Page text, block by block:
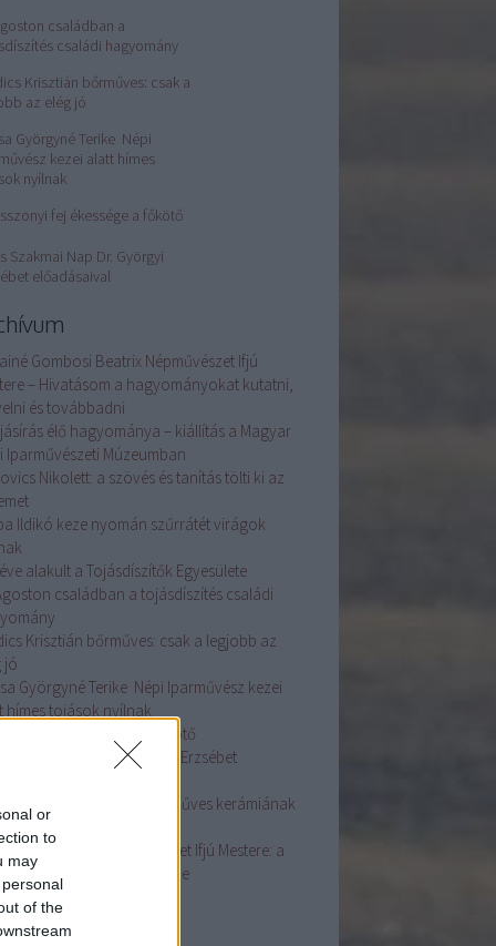
or
to
may
of the
családban a
családi hagyomány
Krisztián bőrműves: csak a
az elég jó
Györgyné Terike Népi
kezei alatt hímes
nyílnak
fej ékessége a főkötő
Szakmai Nap Dr. Györgyi
előadásaival
Gombosi Beatrix Népművészet Ifjú
– Hivatásom a hagyományokat kutatni,
és továbbadni
élő hagyománya – kiállítás a Magyar
Iparművészeti Múzeumban
Nikolett: a szövés és tanítás tölti ki az
Ildikó keze nyomán szűrrátét virágok
alakult a Tojásdíszítők Egyesülete
családban a tojásdíszítés családi
Krisztián bőrműves: csak a legjobb az
jó
Györgyné Terike Népi Iparművész kezei
hímes tojások nyílnak
asszonyi fej ékessége a főkötő
Szakmai Nap Dr. Györgyi Erzsébet
Mária fazekas: A kézműves kerámiának
van
Zsuzsanna Népművészet Ifjú Mestere: a
az életünk fontos része
...